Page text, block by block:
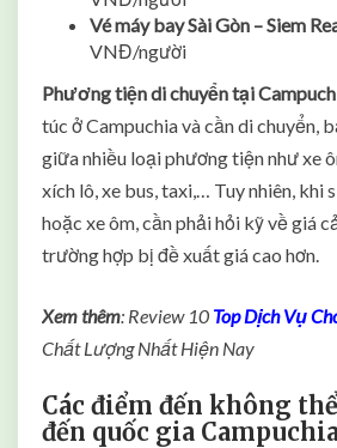
Vé máy bay Sài Gòn – Siem
VNĐ/người
Phương tiện di chuyển tại
túc ở Campuchia và cần di chuyển,
giữa nhiều loại phương tiện như xe
xích lô, xe bus, taxi,… Tuy nhiên, khi
hoặc xe ôm, cần phải hỏi kỹ về giá
trường hợp bị đề xuất giá cao hơn.
Xem thêm: Review 10 Top Dịch Vụ
Chất Lượng Nhất Hiện Nay
Các điểm đến không
đến quốc gia